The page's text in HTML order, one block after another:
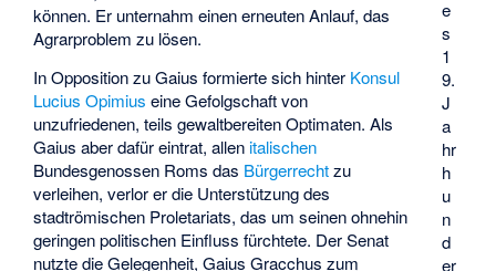
e
s
1
9.
J
a
hr
h
u
n
d
er
können. Er unternahm einen erneuten Anlauf, das
Agrarproblem zu lösen.
In Opposition zu Gaius formierte sich hinter Konsul
Lucius Opimius eine Gefolgschaft von
unzufriedenen, teils gewaltbereiten Optimaten. Als
Gaius aber dafür eintrat, allen italischen
Bundesgenossen Roms das Bürgerrechtzu
verleihen, verlor er die Unterstützung des
stadtrömischen Proletariats, das um seinen ohnehin
geringen politischen Einfluss fürchtete. Der Senat
nutzte die Gelegenheit, Gaius Gracchus zum